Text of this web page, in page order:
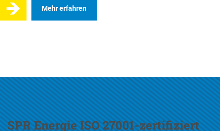
Mehr erfahren
SPR Energie ISO 27001-zertifiziert